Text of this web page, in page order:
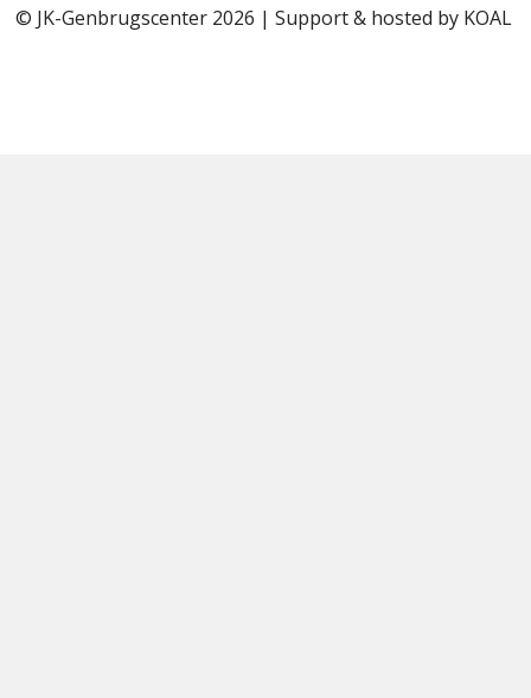
© JK-Genbrugscenter 2026 | Support & hosted by KOAL